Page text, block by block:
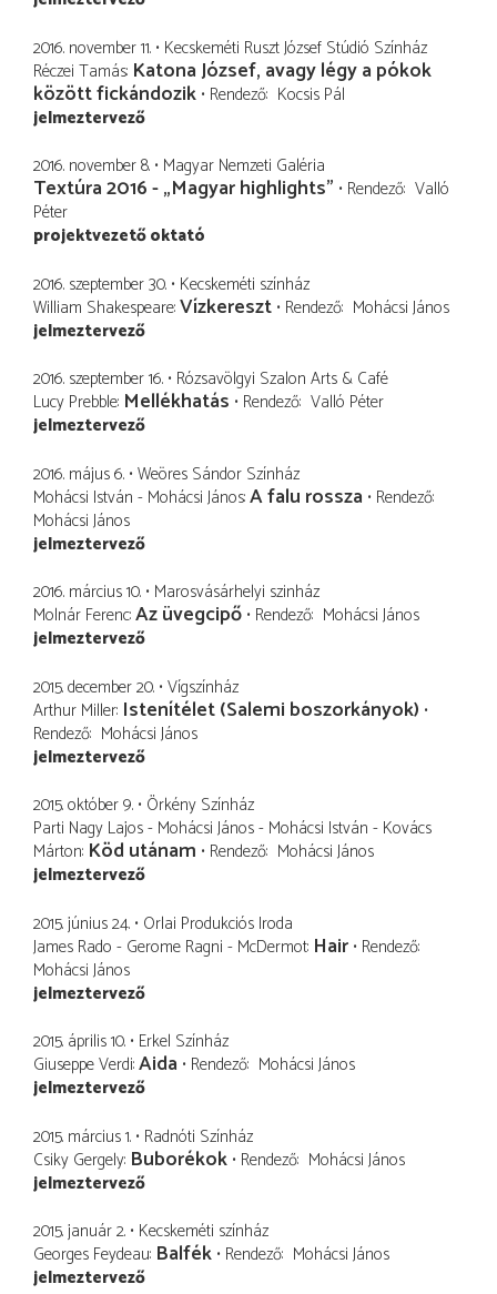
2016. november 11. Kecskeméti Ruszt József Stúdió Színház
Réczei Tamás Katona József, avagy légy a pókok
között fickándozik Rendező Kocsis Pál
jelmeztervező
2016. november 8. Magyar Nemzeti Galéria
Textúra 2016 - „Magyar highlights” Rendező Valló
Péter
projektvezető oktató
2016. szeptember 30. Kecskeméti színház
William Shakespeare Vízkereszt Rendező Mohácsi János
jelmeztervező
2016. szeptember 16. Rózsavölgyi Szalon Arts & Café
Lucy Prebble Mellékhatás Rendező Valló Péter
jelmeztervező
2016. május 6. Weöres Sándor Színház
Mohácsi István - Mohácsi János A falu rossza Rendező
Mohácsi János
jelmeztervező
2016. március 10. Marosvásárhelyi szinház
Molnár Ferenc Az üvegcipő Rendező Mohácsi János
jelmeztervező
2015. december 20. Vígszínház
Arthur Miller Istenítélet (Salemi boszorkányok)
Rendező Mohácsi János
jelmeztervező
2015. október 9. Örkény Színház
Parti Nagy Lajos - Mohácsi János - Mohácsi István - Kovács
Márton Köd utánam Rendező Mohácsi János
jelmeztervező
2015. június 24. Orlai Produkciós Iroda
James Rado - Gerome Ragni - McDermot Hair Rendező
Mohácsi János
jelmeztervező
2015. április 10. Erkel Színház
Giuseppe Verdi Aida Rendező Mohácsi János
jelmeztervező
2015. március 1. Radnóti Színház
Csiky Gergely Buborékok Rendező Mohácsi János
jelmeztervező
2015. január 2. Kecskeméti színház
Georges Feydeau Balfék Rendező Mohácsi János
jelmeztervező